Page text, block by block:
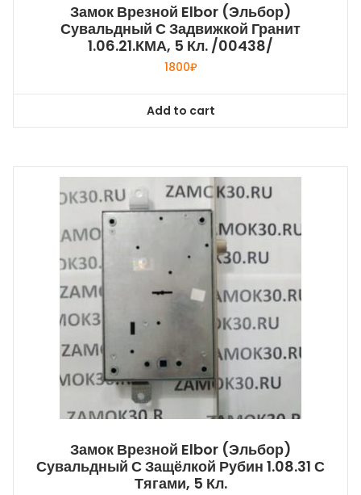
Замок Врезной Elbor (Эльбор)
Сувальдный С Задвижкой Гранит
1.06.21.КМА, 5 Кл. /00438/
1800₽
Add to cart
Замок Врезной Elbor (Эльбор)
Сувальдный С Защёлкой Рубин 1.08.31 С
Тягами, 5 Кл.